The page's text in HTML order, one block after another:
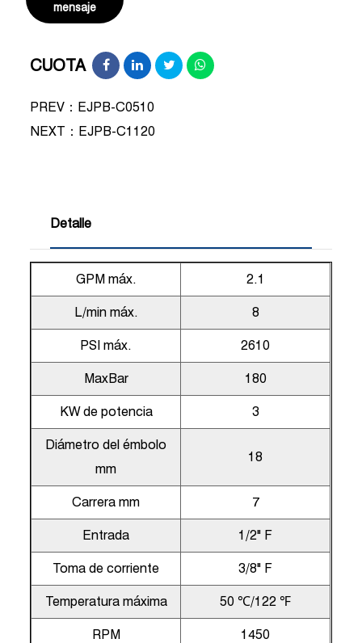
mensaje
CUOTA
PREV：EJPB-C0510
NEXT： EJPB-C1120
Detalle
GPM máx. 2.1
L/min máx. 8
PSI máx. 2610
MaxBar 180
KW de potencia 3
Diámetro del émbolo
mm
18
Carrera mm 7
Entrada 1/2" F
Toma de corriente 3/8" F
Temperatura máxima 50 ℃/122 ℉
RPM 1450